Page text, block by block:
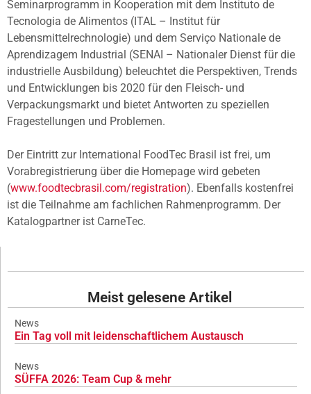
Seminarprogramm in Kooperation mit dem Instituto de
Tecnologia de Alimentos (ITAL – Institut für
Lebensmittelrechnologie) und dem Serviço Nationale de
Aprendizagem Industrial (SENAI – Nationaler Dienst für die
industrielle Ausbildung) beleuchtet die Perspektiven, Trends
und Entwicklungen bis 2020 für den Fleisch- und
Verpackungsmarkt und bietet Antworten zu speziellen
Fragestellungen und Problemen.
Der Eintritt zur International FoodTec Brasil ist frei, um
Vorabregistrierung über die Homepage wird gebeten
(www.foodtecbrasil.com/registration). Ebenfalls kostenfrei
ist die Teilnahme am fachlichen Rahmenprogramm. Der
Katalogpartner ist CarneTec.
Meist gelesene Artikel
News
Ein Tag voll mit leidenschaftlichem Austausch
News
SÜFFA 2026: Team Cup & mehr